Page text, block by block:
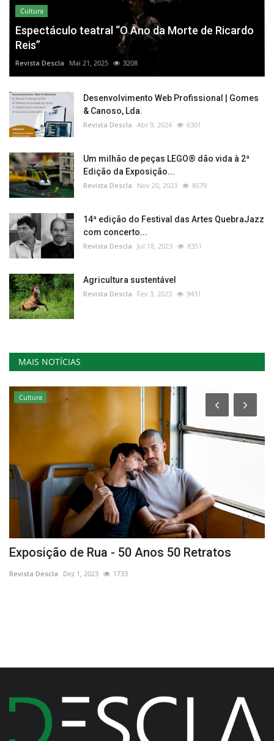
Cultura
Espectáculo teatral “O Ano da Morte de Ricardo
Reis”
Revista Descla Mai 21, 2025 3208
Desenvolvimento Web Profissional | Gomes
& Canoso, Lda.
Revista Descla Abr 9, 2024 6301
Um milhão de peças LEGO® dão vida à 2ª
Edição da Exposição...
Revista Descla Nov 20, 2023 8579
14ª edição do Festival das Artes QuebraJazz
com concerto...
Revista Descla Jul 18, 2023 8351
Agricultura sustentável
Revista Descla Fev 3, 2023 9431
MAIS NOTÍCIAS
Cultura
Exposição de Rua - 50 Anos 50 Retratos
Revista Descla Dez 1, 2023 1733